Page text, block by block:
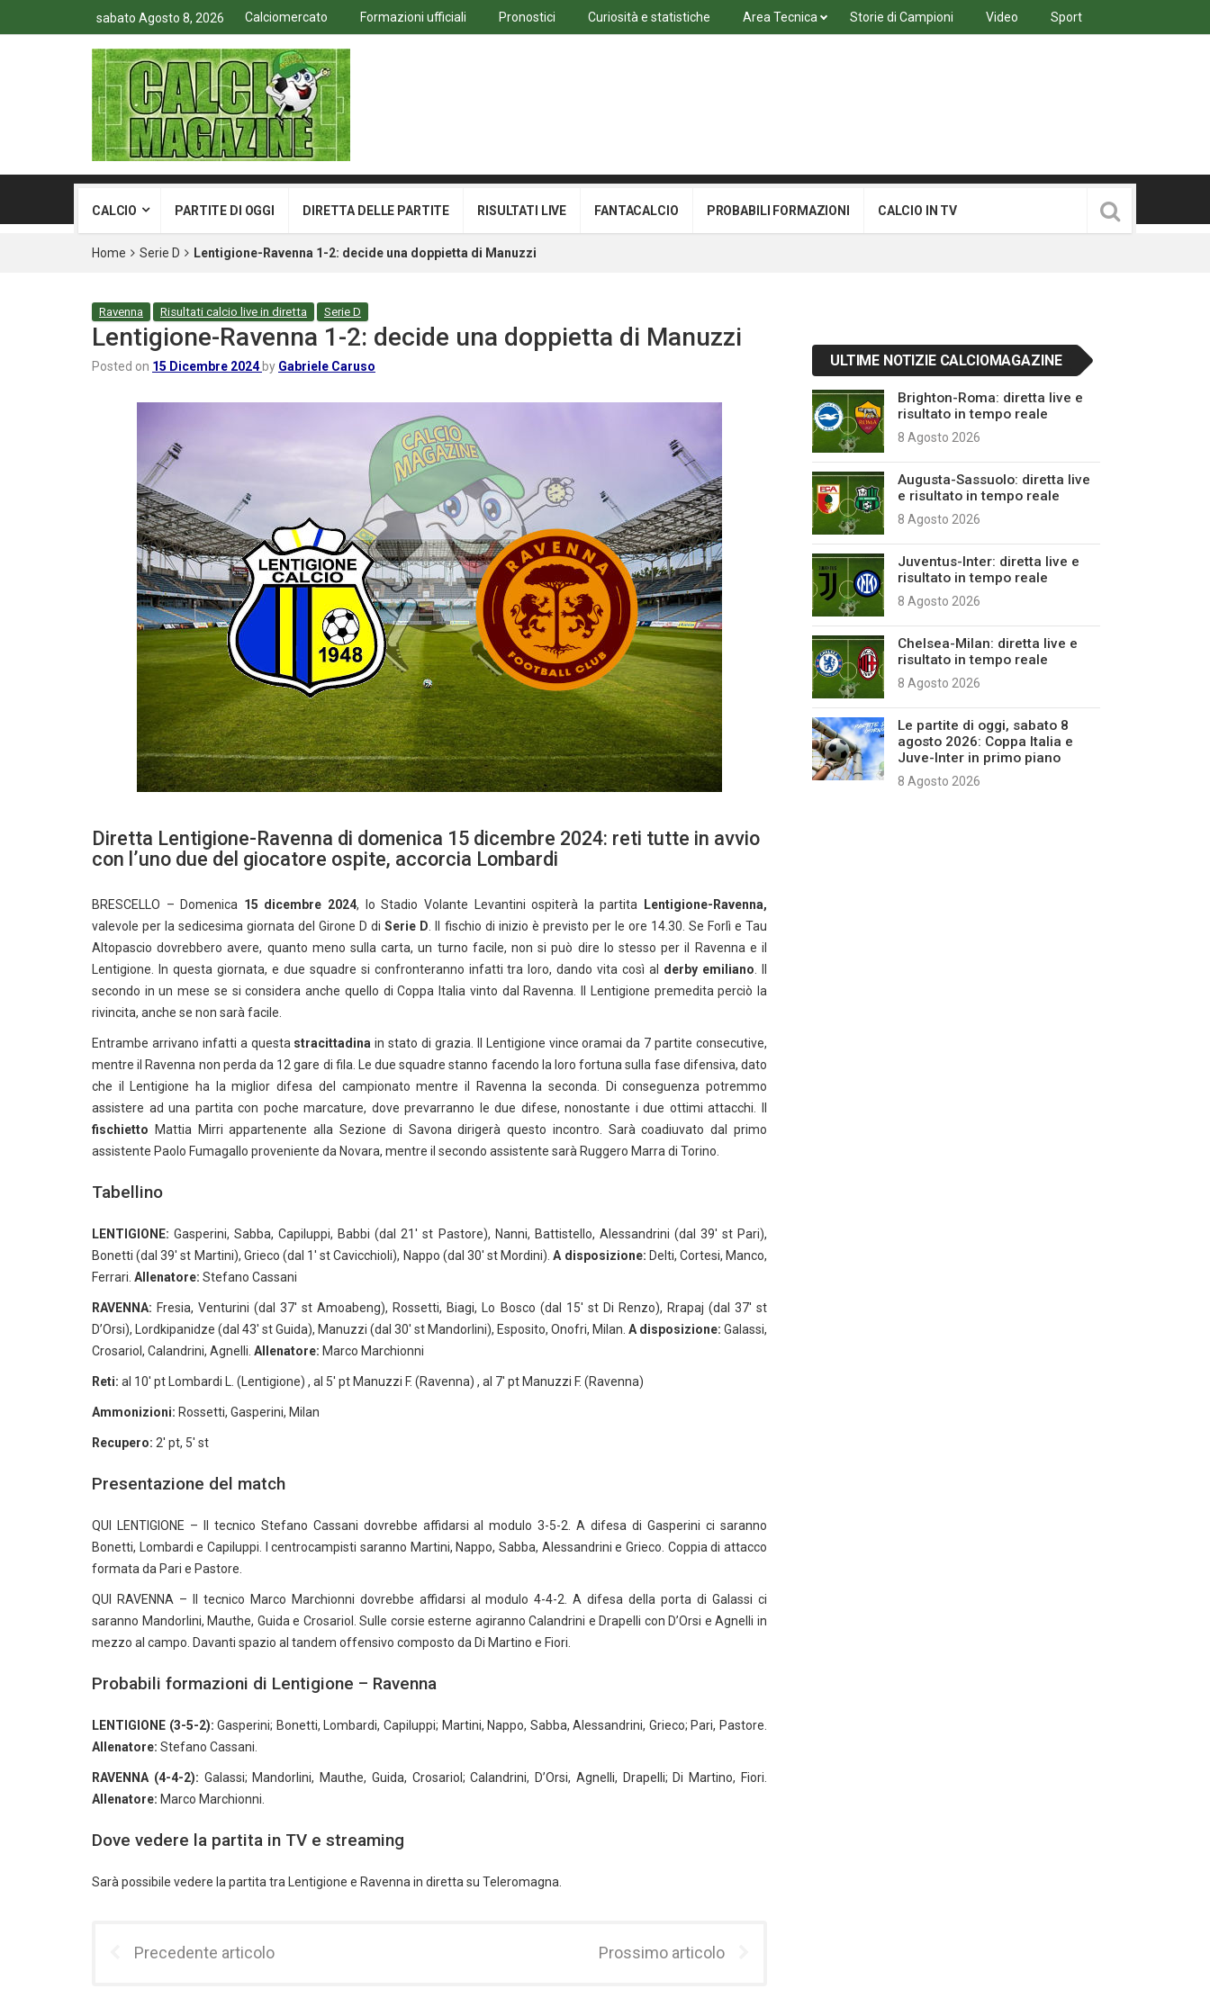
sabato Agosto 8, 2026 Calciomercato Formazioni ufficiali Pronostici Curiosità e statistiche Area Tecnica Storie di Campioni Video Sport
CALCIO PARTITE DI OGGI DIRETTA DELLE PARTITE RISULTATI LIVE FANTACALCIO PROBABILI FORMAZIONI CALCIO IN TV
Home Serie D Lentigione-Ravenna 1-2: decide una doppietta di Manuzzi
Ravenna Risultati calcio live in diretta Serie D
Lentigione-Ravenna 1-2: decide una doppietta di Manuzzi
Posted on 15 Dicembre 2024 by Gabriele Caruso
Diretta Lentigione-Ravenna di domenica 15 dicembre 2024: reti tutte in avvio
con l’uno due del giocatore ospite, accorcia Lombardi
BRESCELLO – Domenica 15 dicembre 2024, lo Stadio Volante Levantini ospiterà la partita
Lentigione-Ravenna,
valevole per la sedicesima giornata del Girone D diSerie D . Il fischio di inizio è previsto per le ore 14.30. Se Forlì e Tau
Altopascio dovrebbero avere, quanto meno sulla carta, un turno facile, non si può dire lo stesso per il Ravenna e il
Lentigione. In questa giornata, e due squadre si confronteranno infatti tra loro, dando vita così al derby emiliano
secondo in un mese se si considera anche quello di Coppa Italia vinto dal Ravenna. Il Lentigione premedita perciò la
rivincita, anche se non sarà facile.
Entrambe arrivano infatti a questa stracittadina in stato di grazia. Il Lentigione vince oramai da 7 partite consecutive,
mentre il Ravenna non perda da 12 gare di fila. Le due squadre stanno facendo la loro fortuna sulla fase difensiva, dato
che il Lentigione ha la miglior difesa del campionato mentre il Ravenna la seconda. Di conseguenza potremmo
assistere ad una partita con poche marcature, dove prevarranno le due difese, nonostante i due ottimi attacchi. Il
fischietto Mattia Mirri appartenente alla Sezione di Savona dirigerà questo incontro. Sarà coadiuvato dal primo
assistente Paolo Fumagallo proveniente da Novara, mentre il secondo assistente sarà Ruggero Marra di Torino.
Tabellino
LENTIGIONE: Gasperini, Sabba, Capiluppi, Babbi (dal 21′ st Pastore), Nanni, Battistello, Alessandrini (dal 39′ st Pari),
Bonetti (dal 39′ st Martini), Grieco (dal 1′ st Cavicchioli), Nappo (dal 30′ st Mordini).A disposizione: Delti, Cortesi, Manco,
Ferrari. Allenatore: Stefano Cassani
RAVENNA: Fresia, Venturini (dal 37′ st Amoabeng), Rossetti, Biagi, Lo Bosco (dal 15′ st Di Renzo), Rrapaj (dal 37′ st
D’Orsi), Lordkipanidze (dal 43′ st Guida), Manuzzi (dal 30′ st Mandorlini), Esposito, Onofri, Milan. A disposizione: Galassi,
Crosariol, Calandrini, Agnelli. Allenatore: Marco Marchionni
Reti: al 10′ pt Lombardi L. (Lentigione) , al 5′ pt Manuzzi F. (Ravenna) , al 7′ pt Manuzzi F. (Ravenna)
Ammonizioni: Rossetti, Gasperini, Milan
Recupero: 2′ pt, 5′ st
Presentazione del match
QUI LENTIGIONE – Il tecnico Stefano Cassani dovrebbe affidarsi al modulo 3-5-2. A difesa di Gasperini ci saranno
Bonetti, Lombardi e Capiluppi. I centrocampisti saranno Martini, Nappo, Sabba, Alessandrini e Grieco. Coppia di attacco
formata da Pari e Pastore.
QUI RAVENNA – Il tecnico Marco Marchionni dovrebbe affidarsi al modulo 4-4-2. A difesa della porta di Galassi ci
saranno Mandorlini, Mauthe, Guida e Crosariol. Sulle corsie esterne agiranno Calandrini e Drapelli con D’Orsi e Agnelli in
mezzo al campo. Davanti spazio al tandem offensivo composto da Di Martino e Fiori.
Probabili formazioni di Lentigione – Ravenna
LENTIGIONE (3-5-2): Gasperini; Bonetti, Lombardi, Capiluppi; Martini, Nappo, Sabba, Alessandrini, Grieco; Pari, Pastore.
Allenatore: Stefano Cassani.
RAVENNA (4-4-2): Galassi; Mandorlini, Mauthe, Guida, Crosariol; Calandrini, D’Orsi, Agnelli, Drapelli; Di Martino, Fiori.
Allenatore: Marco Marchionni.
Dove vedere la partita in TV e streaming
Sarà possibile vedere la partita tra Lentigione e Ravenna in diretta su Teleromagna.
Precedente articolo Prossimo articolo
ULTIME NOTIZIE CALCIOMAGAZINE
Brighton-Roma: diretta live e
risultato in tempo reale
8 Agosto 2026
Augusta-Sassuolo: diretta live
e risultato in tempo reale
8 Agosto 2026
Juventus-Inter: diretta live e
risultato in tempo reale
8 Agosto 2026
Chelsea-Milan: diretta live e
risultato in tempo reale
8 Agosto 2026
Le partite di oggi, sabato 8
agosto 2026: Coppa Italia e
Juve-Inter in primo piano
8 Agosto 2026